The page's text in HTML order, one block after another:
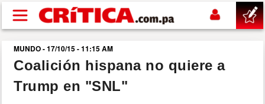
Pasar al contenido principal
buscar
SUCESOS
MUNDO - 17/10/15 - 11:15 AM
Coalición hispana no quiere a
Trump en "SNL"